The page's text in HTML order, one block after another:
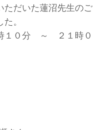
ただいた蓮沼先生のご
。
１０分 ～ ２１時０